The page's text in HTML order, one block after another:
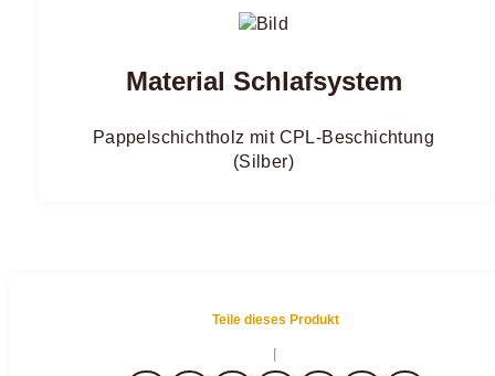
Material Schlafsystem
Pappelschichtholz mit CPL-Beschichtung
(Silber)
Teile dieses Produkt